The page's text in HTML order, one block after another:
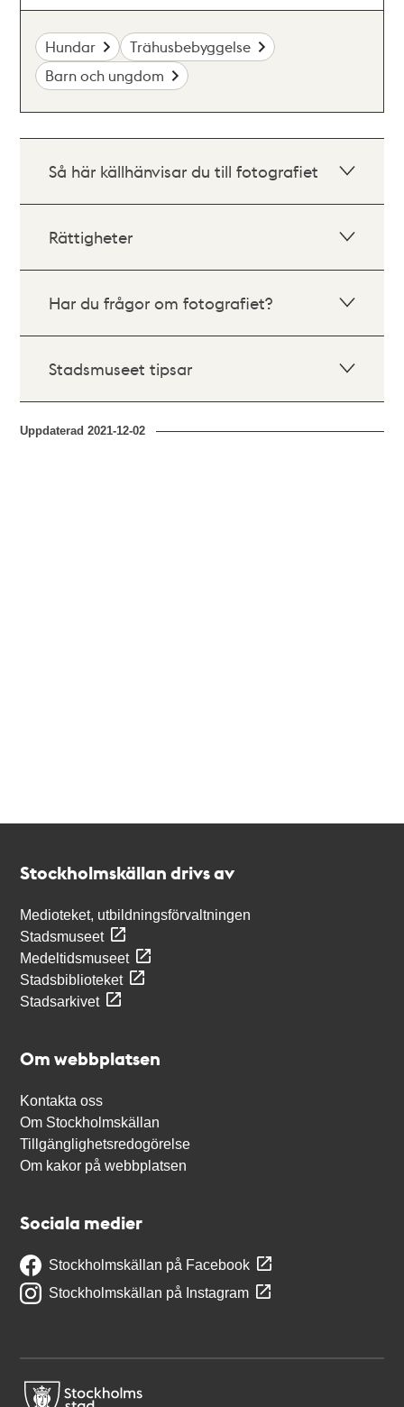
Hundar
Trähusbebyggelse
Barn och ungdom
Så här källhänvisar du till fotografiet
Rättigheter
Har du frågor om fotografiet?
Stadsmuseet tipsar
Uppdaterad2021-12-02
Stockholmskällan drivs av
Medioteket, utbildningsförvaltningen
Stadsmuseet
Medeltidsmuseet
Stadsbiblioteket
Stadsarkivet
Om webbplatsen
Kontakta oss
Om Stockholmskällan
Tillgänglighetsredogörelse
Om kakor på webbplatsen
Sociala medier
Stockholmskällan på Facebook
Stockholmskällan på Instagram